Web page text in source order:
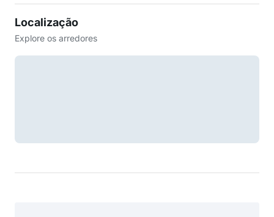
Localização
Explore os arredores